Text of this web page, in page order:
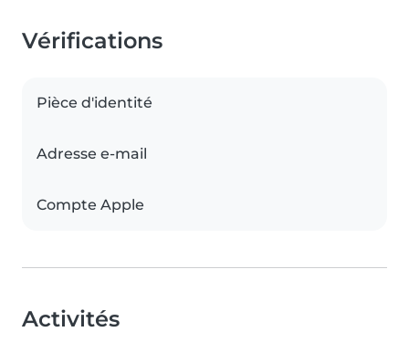
Vérifications
Pièce d'identité
Adresse e-mail
Compte Apple
Activités